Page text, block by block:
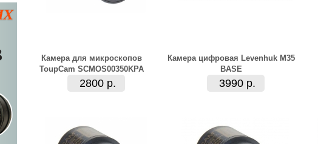
Камера для микроскопов
ToupCam SCMOS00350KPA
2800 р.
Камера цифровая Levenhuk M35
BASE
3990 р.